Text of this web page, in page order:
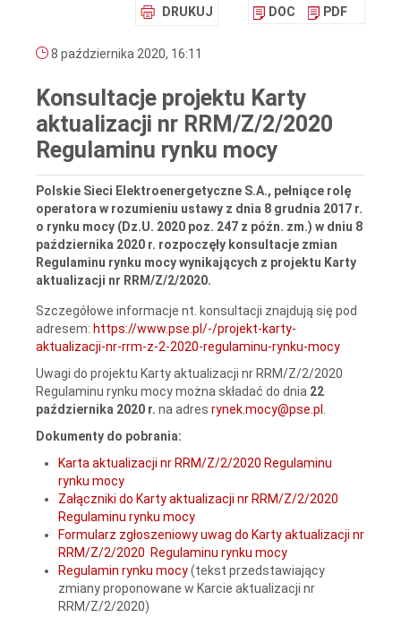
DRUKUJ DOC PDF
8 października 2020, 16:11
Konsultacje projektu Karty
aktualizacji nr RRM/Z/2/2020
Regulaminu rynku mocy
Polskie Sieci Elektroenergetyczne S.A., pełniące rolę
operatora w rozumieniu ustawy z dnia 8 grudnia 2017 r.
o rynku mocy (Dz.U. 2020 poz. 247 z późn. zm.) w dniu 8
października 2020 r. rozpoczęły konsultacje zmian
Regulaminu rynku mocy wynikających z projektu Karty
aktualizacji nr RRM/Z/2/2020.
Szczegółowe informacje nt. konsultacji znajdują się pod
adresem: https://www.pse.pl/-/projekt-karty-
aktualizacji-nr-rrm-z-2-2020-regulaminu-rynku-mocy
Uwagi do projektu Karty aktualizacji nr RRM/Z/2/2020
Regulaminu rynku mocy można składać do dnia 22
października 2020 r. na adres rynek.mocy@pse.pl
Dokumenty do pobrania:
Karta aktualizacji nr RRM/Z/2/2020 Regulaminu
rynku mocy
Załączniki do Karty aktualizacji nr RRM/Z/2/2020
Regulaminu rynku mocy
Formularz zgłoszeniowy uwag do Karty aktualizacji nr
RRM/Z/2/2020 Regulaminu rynku mocy
Regulamin rynku mocy(tekst przedstawiający
zmiany proponowane w Karcie aktualizacji nr
RRM/Z/2/2020)